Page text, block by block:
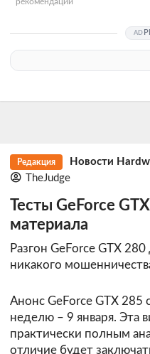
Редакция Новости
TheJudge
Тесты GeForce
материала
Разгон GeForce GTX
никакого
Анонс GeForce GTX 285
неделю – 9 января. Эта
практически полным
отличие будет